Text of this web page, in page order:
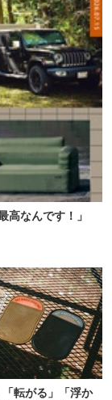
高なんです！」
「転がる」「浮か